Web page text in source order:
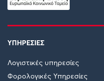
ΥΠΗΡΕΣΙΕΣ
Λογιστικές υπηρεσίες
Φορολογικές Υπηρεσίες